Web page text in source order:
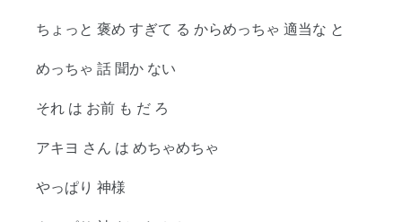
ちょっと 褒め すぎて る からめっちゃ 適当な と
めっちゃ 話 聞か ない
それ は お前 も だ ろ
アキヨ さん は めちゃめちゃ
やっぱり 神様